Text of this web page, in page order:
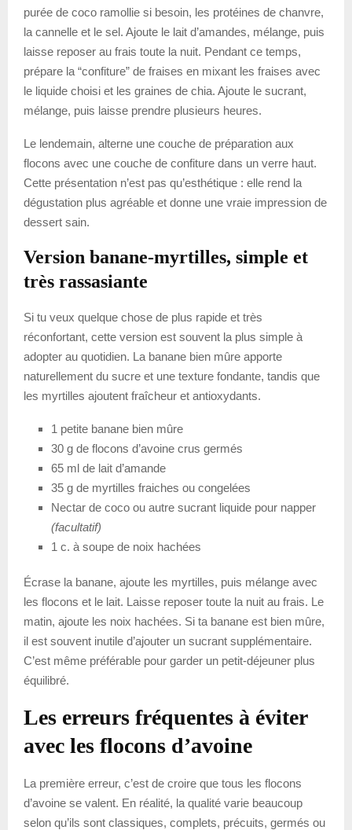
purée de coco ramollie si besoin, les protéines de chanvre,
la cannelle et le sel. Ajoute le lait d’amandes, mélange, puis
laisse reposer au frais toute la nuit. Pendant ce temps,
prépare la “confiture” de fraises en mixant les fraises avec
le liquide choisi et les graines de chia. Ajoute le sucrant,
mélange, puis laisse prendre plusieurs heures.
Le lendemain, alterne une couche de préparation aux
flocons avec une couche de confiture dans un verre haut.
Cette présentation n’est pas qu’esthétique : elle rend la
dégustation plus agréable et donne une vraie impression de
dessert sain.
Version banane-myrtilles, simple et
très rassasiante
Si tu veux quelque chose de plus rapide et très
réconfortant, cette version est souvent la plus simple à
adopter au quotidien. La banane bien mûre apporte
naturellement du sucre et une texture fondante, tandis que
les myrtilles ajoutent fraîcheur et antioxydants.
1 petite banane bien mûre
30 g de flocons d’avoine crus germés
65 ml de lait d’amande
35 g de myrtilles fraiches ou congelées
Nectar de coco ou autre sucrant liquide pour napper
(facultatif)
1 c. à soupe de noix hachées
Écrase la banane, ajoute les myrtilles, puis mélange avec
les flocons et le lait. Laisse reposer toute la nuit au frais. Le
matin, ajoute les noix hachées. Si ta banane est bien mûre,
il est souvent inutile d’ajouter un sucrant supplémentaire.
C’est même préférable pour garder un petit-déjeuner plus
équilibré.
Les erreurs fréquentes à éviter
avec les flocons d’avoine
La première erreur, c’est de croire que tous les flocons
d’avoine se valent. En réalité, la qualité varie beaucoup
selon qu’ils sont classiques, complets, précuits, germés ou